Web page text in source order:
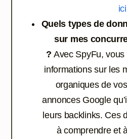
Quels types de
sur mes
? Avec SpyFu,
informations sur les
organiques de
annonces Google
leurs backlinks. Ces
à comprendre et